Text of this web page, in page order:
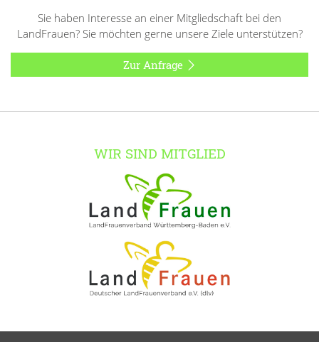
Sie haben Interesse an einer Mitgliedschaft bei den
LandFrauen? Sie möchten gerne unsere Ziele unterstützen?
Zur Anfrage
WIR SIND MITGLIED